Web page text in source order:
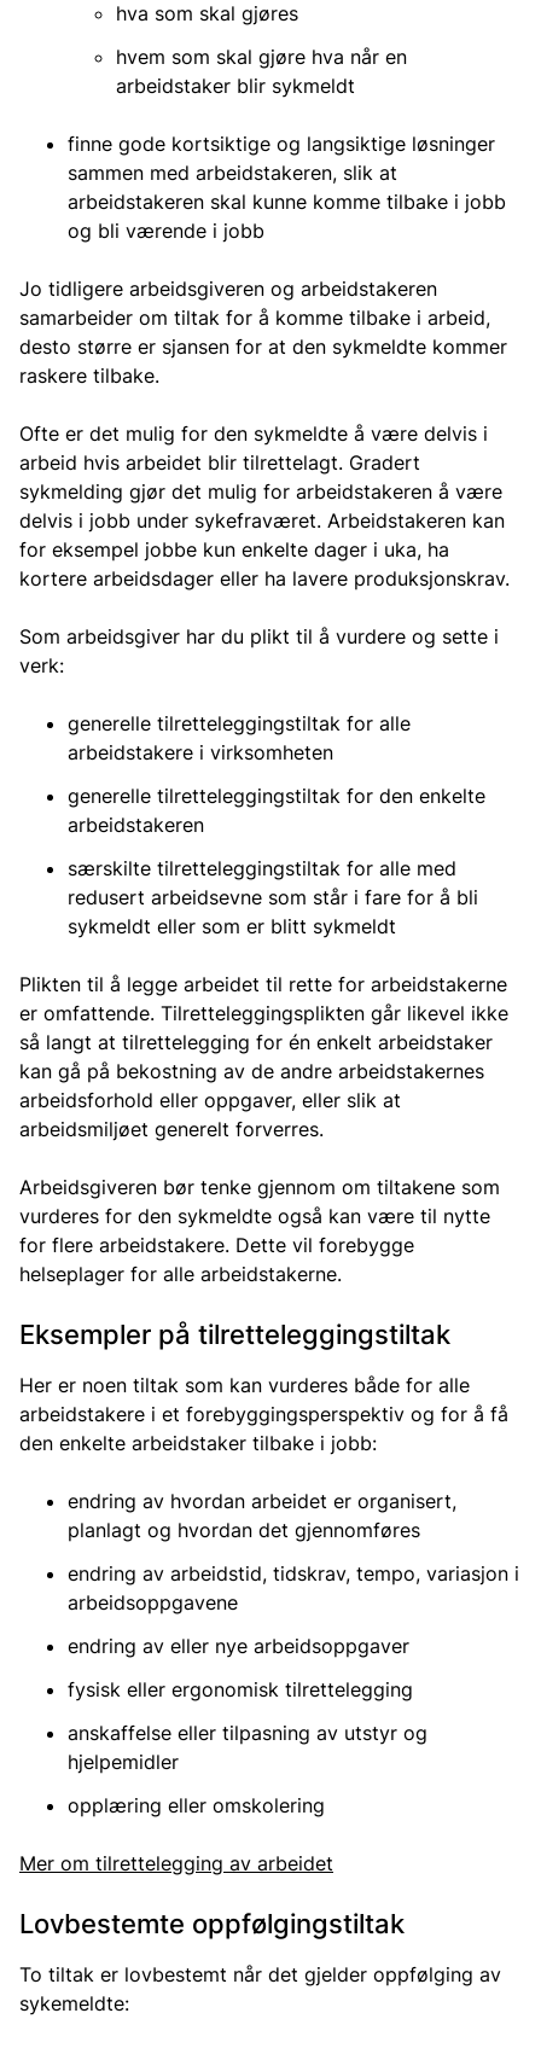
hva som skal gjøres
hvem som skal gjøre hva når en
arbeidstaker blir sykmeldt
finne gode kortsiktige og langsiktige løsninger
sammen med arbeidstakeren, slik at
arbeidstakeren skal kunne komme tilbake i jobb
og bli værende i jobb
Jo tidligere arbeidsgiveren og arbeidstakeren
samarbeider om tiltak for å komme tilbake i arbeid,
desto større er sjansen for at den sykmeldte kommer
raskere tilbake.
Ofte er det mulig for den sykmeldte å være delvis i
arbeid hvis arbeidet blir tilrettelagt. Gradert
sykmelding gjør det mulig for arbeidstakeren å være
delvis i jobb under sykefraværet. Arbeidstakeren kan
for eksempel jobbe kun enkelte dager i uka, ha
kortere arbeidsdager eller ha lavere produksjonskrav.
Som arbeidsgiver har du plikt til å vurdere og sette i
verk:
generelle tilretteleggingstiltak for alle
arbeidstakere i virksomheten
generelle tilretteleggingstiltak for den enkelte
arbeidstakeren
særskilte tilretteleggingstiltak for alle med
redusert arbeidsevne som står i fare for å bli
sykmeldt eller som er blitt sykmeldt
Plikten til å legge arbeidet til rette for arbeidstakerne
er omfattende. Tilretteleggingsplikten går likevel ikke
så langt at tilrettelegging for én enkelt arbeidstaker
kan gå på bekostning av de andre arbeidstakernes
arbeidsforhold eller oppgaver, eller slik at
arbeidsmiljøet generelt forverres.
Arbeidsgiveren bør tenke gjennom om tiltakene som
vurderes for den sykmeldte også kan være til nytte
for flere arbeidstakere. Dette vil forebygge
helseplager for alle arbeidstakerne.
Eksempler på tilretteleggingstiltak
Her er noen tiltak som kan vurderes både for alle
arbeidstakere i et forebyggingsperspektiv og for å få
den enkelte arbeidstaker tilbake i jobb:
endring av hvordan arbeidet er organisert,
planlagt og hvordan det gjennomføres
endring av arbeidstid, tidskrav, tempo, variasjon i
arbeidsoppgavene
endring av eller nye arbeidsoppgaver
fysisk eller ergonomisk tilrettelegging
anskaffelse eller tilpasning av utstyr og
hjelpemidler
opplæring eller omskolering
Mer om tilrettelegging av arbeidet
Lovbestemte oppfølgingstiltak
To tiltak er lovbestemt når det gjelder oppfølging av
sykemeldte: